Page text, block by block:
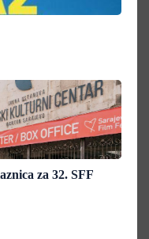
za 32. SFF